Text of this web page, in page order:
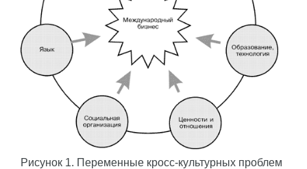
Рисунок 1. Переменные кросс-культурных проблем